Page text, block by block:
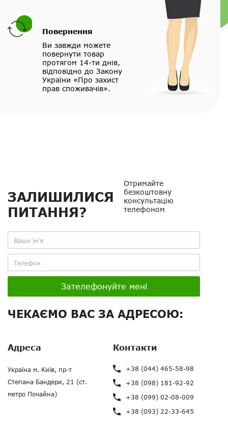
Повернення
Ви завжди можете
повернути товар
протягом 14-ти днів,
відповідно до Закону
України «Про захист
прав споживачів».
ЗАЛИШИЛИСЯ
ПИТАННЯ?
Отримайте
безкоштовну
консультацію
телефоном
Зателефонуйте мені
ЧЕКАЄМО ВАС ЗА АДРЕСОЮ:
Адреса
Україна м. Київ, пр-т
Степана Бандери, 21 (ст.
метро Почайна)
Контакти
+38 (044) 465-58-98
+38 (098) 181-92-92
+38 (099) 02-08-009
+38 (093) 22-33-645